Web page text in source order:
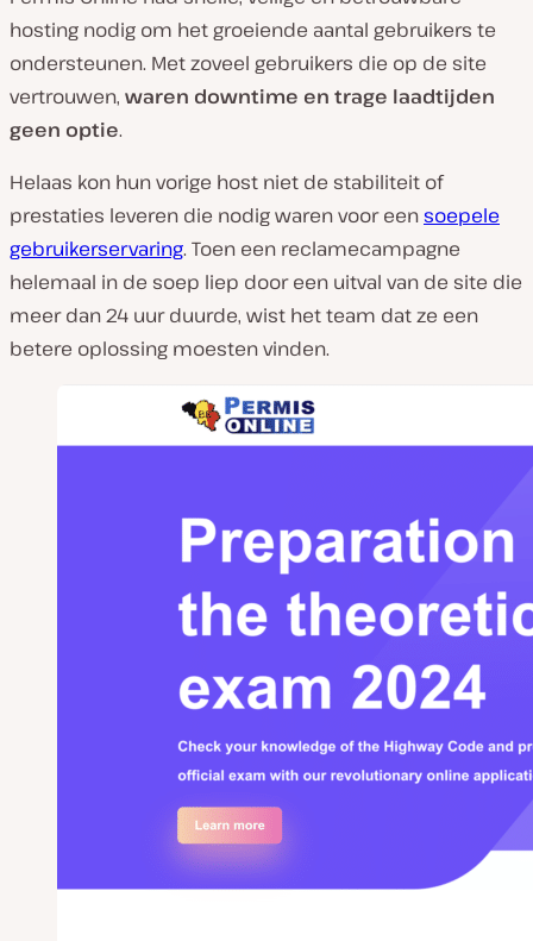
hosting nodig om het groeiende aantal gebruikers te
ondersteunen. Met zoveel gebruikers die op de site
vertrouwen, waren downtime en trage laadtijden
geen optie.
Helaas kon hun vorige host niet de stabiliteit of
prestaties leveren die nodig waren voor eensoepele
gebruikerservaring. Toen een reclamecampagne
helemaal in de soep liep door een uitval van de site die
meer dan 24 uur duurde, wist het team dat ze een
betere oplossing moesten vinden.